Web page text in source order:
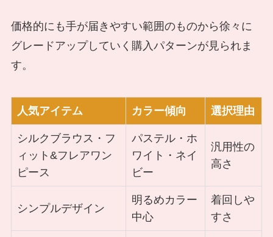
価格的にも手が届きやすい範囲のものから徐々に
グレードアップしていく購入パターンが見られま
す。
人気アイテム カラー傾向 選択理由
シルクブラウス・フ
ィット&フレアワン
ピース
パステル・ホ
ワイト・ネイ
ビー
汎用性の
高さ
シンプルデザイン
明るめカラー
中心
着回しや
すさ